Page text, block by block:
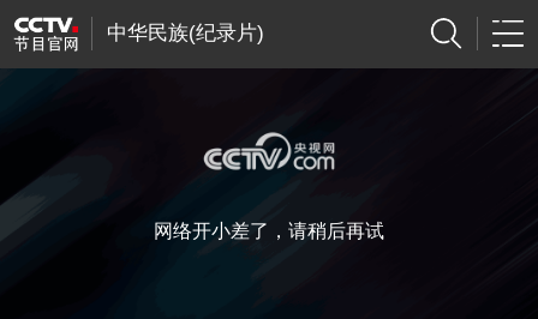
中华民族(纪录片)
网络开小差了，请稍后再试